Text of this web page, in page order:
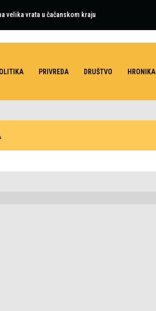
velika vrata u čačanskom kraju
PRIVREDA DRUŠTVO HRONIKA